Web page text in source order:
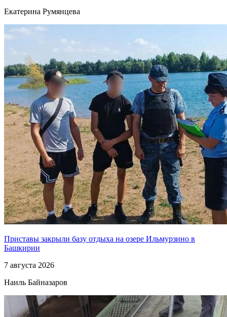
Екатерина Румянцева
Приставы закрыли базу отдыха на озере Ильмурзино в
Башкирии
7 августа 2026
Наиль Байназаров